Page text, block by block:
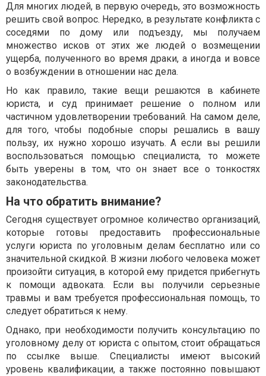
Для многих людей, в первую очередь, это возможность
решить свой вопрос. Нередко, в результате конфликта с
соседями по дому или подъезду, мы получаем
множество исков от этих же людей о возмещении
ущерба, полученного во время драки, а иногда и вовсе
о возбуждении в отношении нас дела.
Но как правило, такие вещи решаются в кабинете
юриста, и суд принимает решение о полном или
частичном удовлетворении требований. На самом деле,
для того, чтобы подобные споры решались в вашу
пользу, их нужно хорошо изучать. А если вы решили
воспользоваться помощью специалиста, то можете
быть уверены в том, что он знает все о тонкостях
законодательства.
На что обратить внимание?
Сегодня существует огромное количество организаций,
которые готовы предоставить профессиональные
услуги юриста по уголовным делам бесплатно или со
значительной скидкой. В жизни любого человека может
произойти ситуация, в которой ему придется прибегнуть
к помощи адвоката. Если вы получили серьезные
травмы и вам требуется профессиональная помощь, то
следует обратиться к нему.
Однако, при необходимости получить консультацию по
уголовному делу от юриста с опытом, стоит обращаться
по ссылке выше. Специалисты имеют высокий
уровень квалификации, а также постоянно повышают